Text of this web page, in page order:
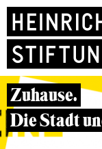
Zuhause.
Die Stadt